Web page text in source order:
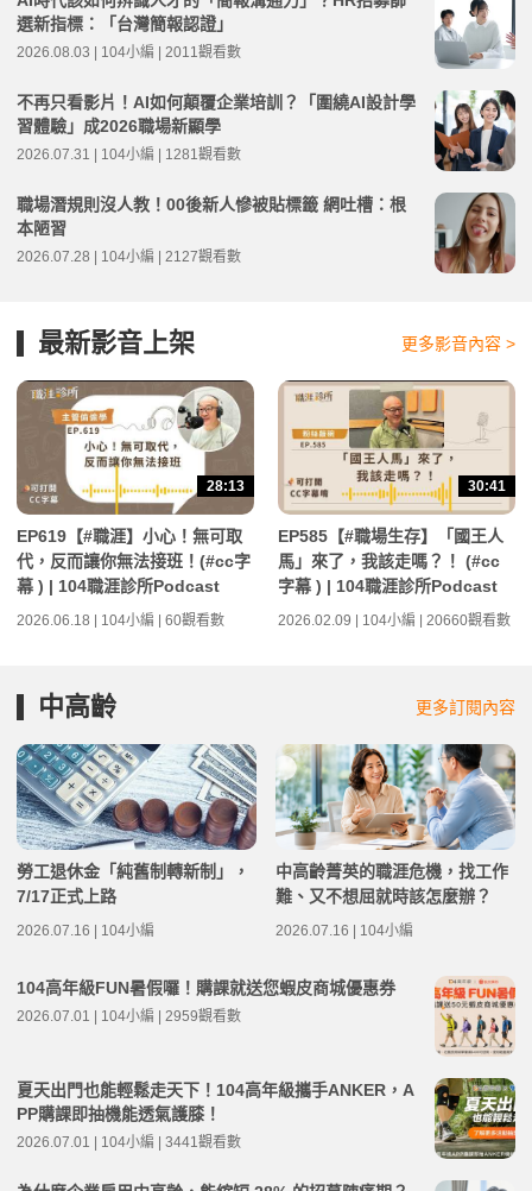
選新指標：「台灣簡報認證」
2026.08.03 | 104小編 | 2011觀看數
不再只看影片！AI如何顛覆企業培訓？「圍繞AI設計學
習體驗」成2026職場新顯學
2026.07.31 | 104小編 | 1281觀看數
職場潛規則沒人教！00後新人慘被貼標籤 網吐槽：根
本陋習
2026.07.28 | 104小編 | 2127觀看數
最新影音上架 更多影音內容 >
28:13
EP619【#職涯】小心！無可取
代，反而讓你無法接班！(#cc字
幕 ) | 104職涯診所Podcast
2026.06.18 | 104小編 | 60觀看數
30:41
EP585【#職場生存】「國王人
馬」來了，我該走嗎？！ (#cc
字幕 ) | 104職涯診所Podcast
2026.02.09 | 104小編 | 20660觀看數
中高齡 更多訂閱內容
勞工退休金「純舊制轉新制」，
7/17正式上路
2026.07.16 | 104小編
中高齡菁英的職涯危機，找工作
難、又不想屈就時該怎麼辦？
2026.07.16 | 104小編
104高年級FUN暑假囉！購課就送您蝦皮商城優惠券
2026.07.01 | 104小編 | 2959觀看數
夏天出門也能輕鬆走天下！104高年級攜手ANKER，A
PP購課即抽機能透氣護膝！
2026.07.01 | 104小編 | 3441觀看數